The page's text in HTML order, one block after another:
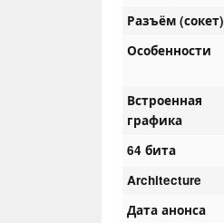
Разъём (сокет)
Особенности
Встроенная
графика
64 бита
Architecture
Дата анонса